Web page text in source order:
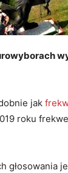
jak
roku
głosowania